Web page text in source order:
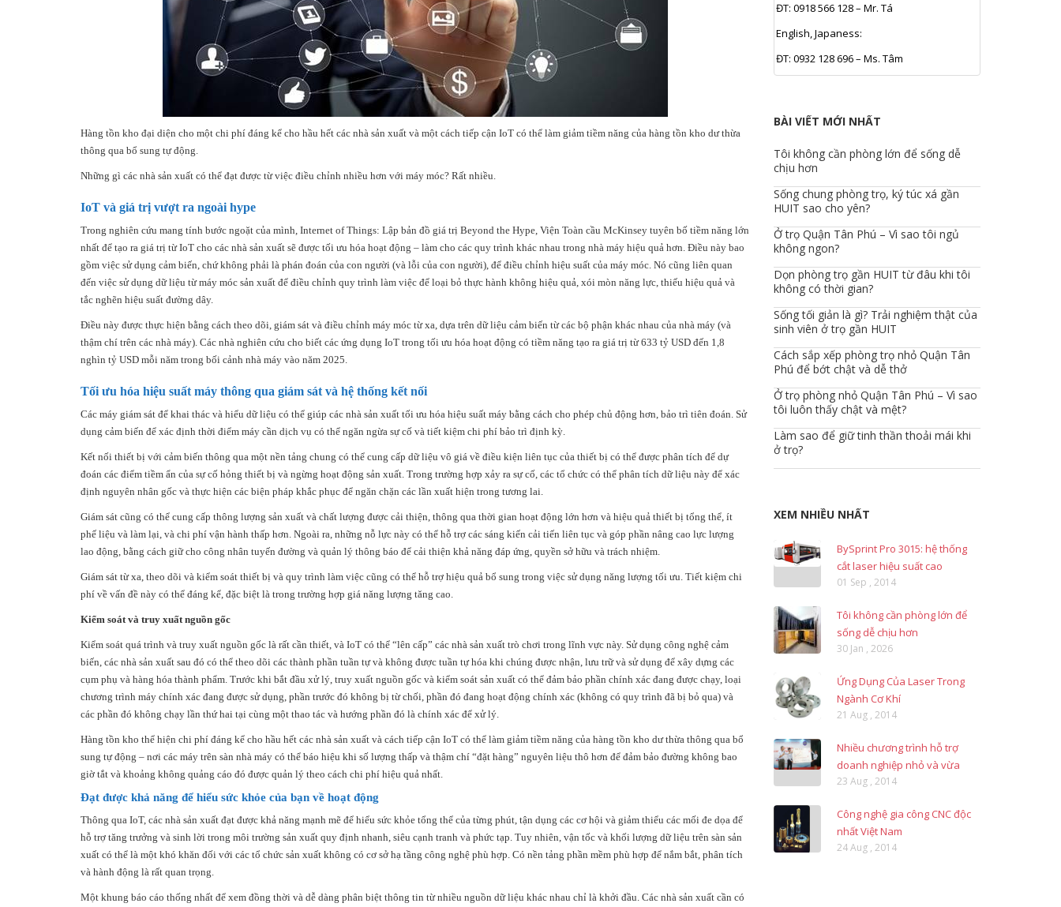
Hàng tồn kho đại diện cho một chi phí đáng kể cho hầu hết các nhà sản xuất và một cách tiếp cận IoT có thể làm giảm tiềm năng của hàng tồn kho dư thừa
thông qua bổ sung tự động.
Những gì các nhà sản xuất có thể đạt được từ việc điều chỉnh nhiều hơn với máy móc? Rất nhiều.
IoT và giá trị vượt ra ngoài hype
Trong nghiên cứu mang tính bước ngoặt của mình, Internet of Things: Lập bản đồ giá trị Beyond the Hype, Viện Toàn cầu McKinsey tuyên bố tiềm năng lớn
nhất để tạo ra giá trị từ IoT cho các nhà sản xuất sẽ được tối ưu hóa hoạt động – làm cho các quy trình khác nhau trong nhà máy hiệu quả hơn. Điều này bao
gồm việc sử dụng cảm biến, chứ không phải là phán đoán của con người (và lỗi của con người), để điều chỉnh hiệu suất của máy móc. Nó cũng liên quan
đến việc sử dụng dữ liệu từ máy móc sản xuất để điều chỉnh quy trình làm việc để loại bỏ thực hành không hiệu quả, xói mòn năng lực, thiếu hiệu quả và
tắc nghẽn hiệu suất đường dây.
Điều này được thực hiện bằng cách theo dõi, giám sát và điều chỉnh máy móc từ xa, dựa trên dữ liệu cảm biến từ các bộ phận khác nhau của nhà máy (và
thậm chí trên các nhà máy). Các nhà nghiên cứu cho biết các ứng dụng IoT trong tối ưu hóa hoạt động có tiềm năng tạo ra giá trị từ 633 tỷ USD đến 1,8
nghìn tỷ USD mỗi năm trong bối cảnh nhà máy vào năm 2025.
Tối ưu hóa hiệu suất máy thông qua giám sát và hệ thống kết nối
Các máy giám sát để khai thác và hiểu dữ liệu có thể giúp các nhà sản xuất tối ưu hóa hiệu suất máy bằng cách cho phép chủ động hơn, bảo trì tiên đoán. Sử
dụng cảm biến để xác định thời điểm máy cần dịch vụ có thể ngăn ngừa sự cố và tiết kiệm chi phí bảo trì định kỳ.
Kết nối thiết bị với cảm biến thông qua một nền tảng chung có thể cung cấp dữ liệu vô giá về điều kiện liên tục của thiết bị có thể được phân tích để dự
đoán các điểm tiềm ẩn của sự cố hỏng thiết bị và ngừng hoạt động sản xuất. Trong trường hợp xảy ra sự cố, các tổ chức có thể phân tích dữ liệu này để xác
định nguyên nhân gốc và thực hiện các biện pháp khắc phục để ngăn chặn các lần xuất hiện trong tương lai.
Giám sát cũng có thể cung cấp thông lượng sản xuất và chất lượng được cải thiện, thông qua thời gian hoạt động lớn hơn và hiệu quả thiết bị tổng thể, ít
phế liệu và làm lại, và chi phí vận hành thấp hơn. Ngoài ra, những nỗ lực này có thể hỗ trợ các sáng kiến ​​cải tiến liên tục và góp phần nâng cao lực lượng
lao động, bằng cách giữ cho công nhân tuyến đường và quản lý thông báo để cải thiện khả năng đáp ứng, quyền sở hữu và trách nhiệm.
Giám sát từ xa, theo dõi và kiểm soát thiết bị và quy trình làm việc cũng có thể hỗ trợ hiệu quả bổ sung trong việc sử dụng năng lượng tối ưu. Tiết kiệm chi
phí về vấn đề này có thể đáng kể, đặc biệt là trong trường hợp giá năng lượng tăng cao.
Kiểm soát và truy xuất nguồn gốc
Kiểm soát quá trình và truy xuất nguồn gốc là rất cần thiết, và IoT có thể “lên cấp” các nhà sản xuất trò chơi trong lĩnh vực này. Sử dụng công nghệ cảm
biến, các nhà sản xuất sau đó có thể theo dõi các thành phần tuần tự và không được tuần tự hóa khi chúng được nhận, lưu trữ và sử dụng để xây dựng các
cụm phụ và hàng hóa thành phẩm. Trước khi bắt đầu xử lý, truy xuất nguồn gốc và kiểm soát sản xuất có thể đảm bảo phần chính xác đang được chạy, loại
chương trình máy chính xác đang được sử dụng, phần trước đó không bị từ chối, phần đó đang hoạt động chính xác (không có quy trình đã bị bỏ qua) và
các phần đó không chạy lần thứ hai tại cùng một thao tác và hướng phần đó là chính xác để xử lý.
Hàng tồn kho thể hiện chi phí đáng kể cho hầu hết các nhà sản xuất và cách tiếp cận IoT có thể làm giảm tiềm năng của hàng tồn kho dư thừa thông qua bổ
sung tự động – nơi các máy trên sàn nhà máy có thể báo hiệu khi số lượng thấp và thậm chí “đặt hàng” nguyên liệu thô hơn để đảm bảo đường không bao
giờ tắt và khoảng không quảng cáo đó được quản lý theo cách chi phí hiệu quả nhất.
Đạt được khả năng để hiểu sức khỏe của bạn về hoạt động
Thông qua IoT, các nhà sản xuất đạt được khả năng mạnh mẽ để hiểu sức khỏe tổng thể của từng phút, tận dụng các cơ hội và giảm thiểu các mối đe dọa để
hỗ trợ tăng trưởng và sinh lời trong môi trường sản xuất quy định nhanh, siêu cạnh tranh và phức tạp. Tuy nhiên, vận tốc và khối lượng dữ liệu trên sàn sản
xuất có thể là một khó khăn đối với các tổ chức sản xuất không có cơ sở hạ tầng công nghệ phù hợp. Có nền tảng phần mềm phù hợp để nắm bắt, phân tích
và hành động là rất quan trọng.
Một khung báo cáo thống nhất để xem đồng thời và dễ dàng phân biệt thông tin từ nhiều nguồn dữ liệu khác nhau chỉ là khởi đầu. Các nhà sản xuất cần có
ĐT: 0918 566 128 – Mr. Tá
English, Japaness:
ĐT: 0932 128 696 – Ms. Tâm
BÀI VIẾT MỚI NHẤT
Tôi không cần phòng lớn để sống dễ
chịu hơn
Sống chung phòng trọ, ký túc xá gần
HUIT sao cho yên?
Ở trọ Quận Tân Phú – Vì sao tôi ngủ
không ngon?
Dọn phòng trọ gần HUIT từ đâu khi tôi
không có thời gian?
Sống tối giản là gì? Trải nghiệm thật của
sinh viên ở trọ gần HUIT
Cách sắp xếp phòng trọ nhỏ Quận Tân
Phú để bớt chật và dễ thở
Ở trọ phòng nhỏ Quận Tân Phú – Vì sao
tôi luôn thấy chật và mệt?
Làm sao để giữ tinh thần thoải mái khi
ở trọ?
XEM NHIỀU NHẤT
BySprint Pro 3015: hệ thống
cắt laser hiệu suất cao
01 Sep , 2014
Tôi không cần phòng lớn để
sống dễ chịu hơn
30 Jan , 2026
Ứng Dụng Của Laser Trong
Ngành Cơ Khí
21 Aug , 2014
Nhiều chương trình hỗ trợ
doanh nghiệp nhỏ và vừa
23 Aug , 2014
Công nghệ gia công CNC độc
nhất Việt Nam
24 Aug , 2014